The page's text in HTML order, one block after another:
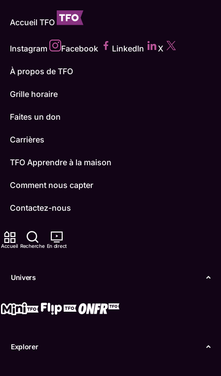
Accueil Recherche En direct
Univers
Explorer
Accueil TFO
Instagram Facebook LinkedIn X
À propos de TFO
Grille horaire
Faites un don
Carrières
TFO Apprendre à la maison
Comment nous capter
Contactez-nous
ONFR
Boukili
Confidentialité